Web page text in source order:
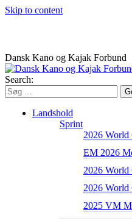
Skip to content
Dansk Kano og Kajak Forbund
Search:
Landshold
Sprint
2026 World
EM 2026
2026 World
2026 World
2025 VM